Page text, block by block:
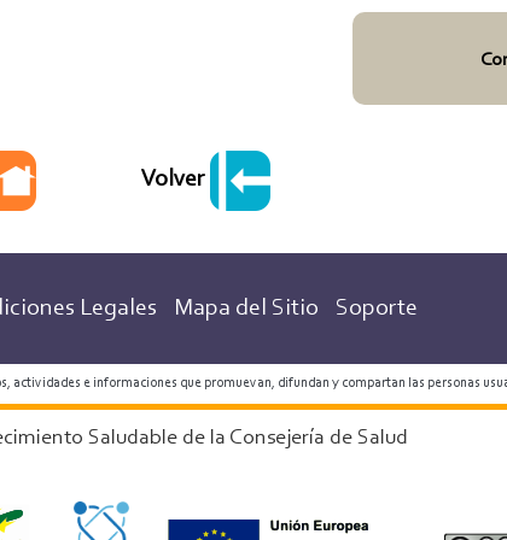
Volver
Legales Mapa del Sitio Soporte
actividades e informaciones que promuevan, difundan y compartan las personas
Saludable de la Consejería de Salud